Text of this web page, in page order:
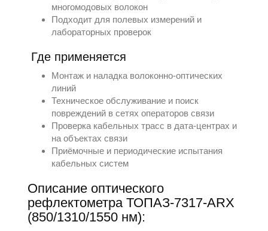
многомодовых волокон
Подходит для полевых измерений и
лабораторных проверок
Где применяется
Монтаж и наладка волоконно-оптических
линий
Техническое обслуживание и поиск
повреждений в сетях операторов связи
Проверка кабельных трасс в дата‑центрах и
на объектах связи
Приёмочные и периодические испытания
кабельных систем
Описание оптического
рефлектометра ТОПАЗ-7317-ARX
(850/1310/1550 нм):